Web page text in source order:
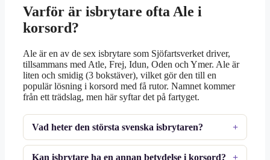
Varför är isbrytare ofta Ale i
korsord?
Ale är en av de sex isbrytare som Sjöfartsverket driver,
tillsammans med Atle, Frej, Idun, Oden och Ymer. Ale är
liten och smidig (3 bokstäver), vilket gör den till en
populär lösning i korsord med få rutor. Namnet kommer
från ett trädslag, men här syftar det på fartyget.
Vad heter den största svenska isbrytaren?
Kan isbrytare ha en annan betydelse i korsord?